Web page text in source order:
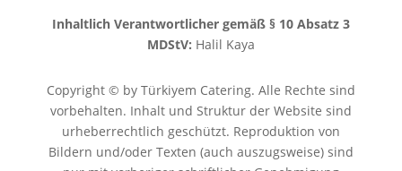
Inhaltlich Verantwortlicher gemäß § 10 Absatz 3
MDStV: Halil Kaya
Copyright © by Türkiyem Catering. Alle Rechte sind
vorbehalten. Inhalt und Struktur der Website sind
urheberrechtlich geschützt. Reproduktion von
Bildern und/oder Texten (auch auszugsweise) sind